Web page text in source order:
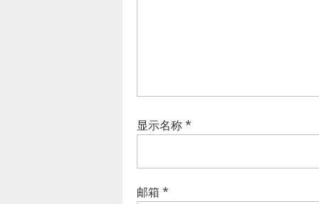
显示名称*
邮箱 *